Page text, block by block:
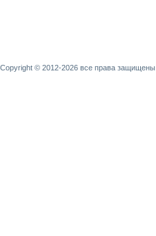
Copyright © 2012-2026 все права защищены